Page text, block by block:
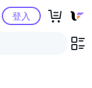
心
登入